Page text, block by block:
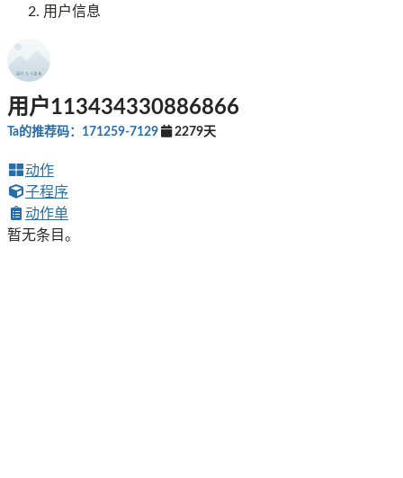
用户信息
用户113434330886866
Ta的推荐码：171259-7129 2279天
动作
子程序
动作单
暂无条目。